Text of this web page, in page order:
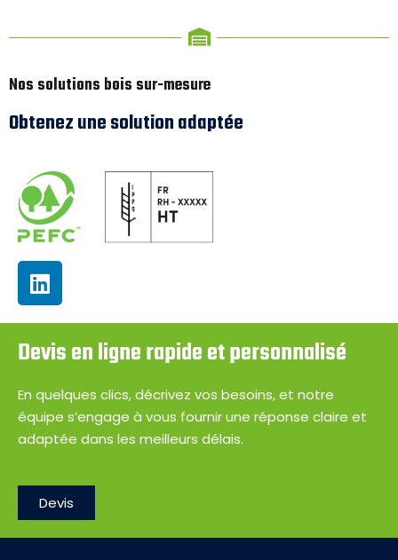
Nos solutions bois sur-mesure
Obtenez une solution adaptée
Devis en ligne rapide et personnalisé
En quelques clics, décrivez vos besoins, et notre
équipe s’engage à vous fournir une réponse claire et
adaptée dans les meilleurs délais.
Devis